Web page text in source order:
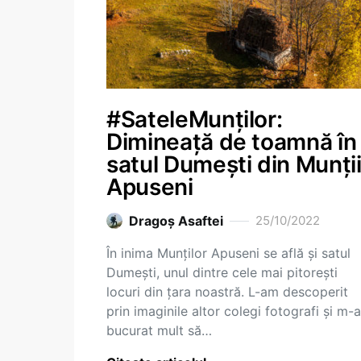
#SateleMunților:
Dimineață de toamnă în
satul Dumești din Munții
Apuseni
Dragoş Asaftei 25/10/2022
În inima Munților Apuseni se află și satul
Dumești, unul dintre cele mai pitorești
locuri din țara noastră. L-am descoperit
prin imaginile altor colegi fotografi și m-
bucurat mult să…